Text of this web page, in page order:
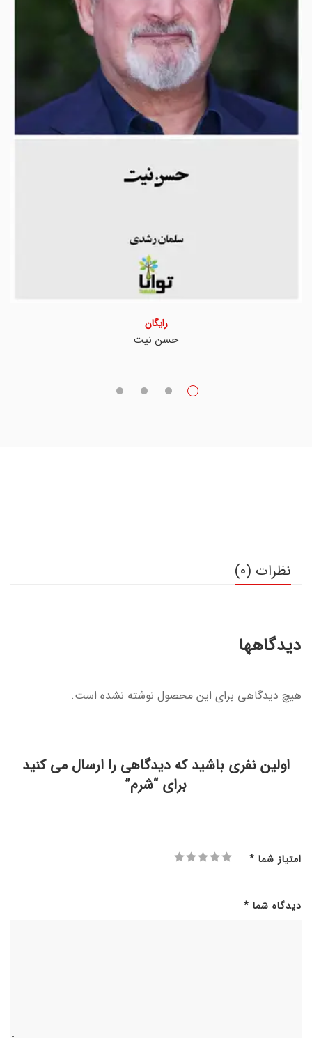
حسن نیت
رایگان
نظرات (0)
دیدگاهها
هیچ دیدگاهی برای این محصول نوشته نشده است.
اولین نفری باشید که دیدگاهی را ارسال می کنید
برای “شرم”
امتیاز شما *
دیدگاه شما *